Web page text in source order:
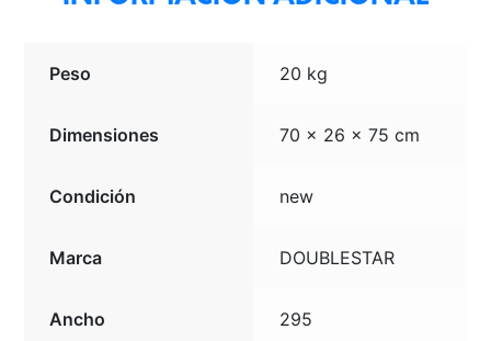
Peso 20 kg
Dimensiones 70 × 26 × 75 cm
Condición new
Marca DOUBLESTAR
Ancho 295